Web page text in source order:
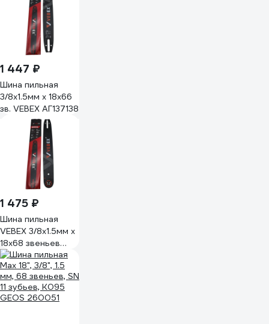
1 447 ₽
Шина пильная
3/8x1.5мм х 18x66
зв. VEBEX АГ137138
1 475 ₽
Шина пильная
VEBEX 3/8x1.5мм х
18x68 звеньев
АГ137142